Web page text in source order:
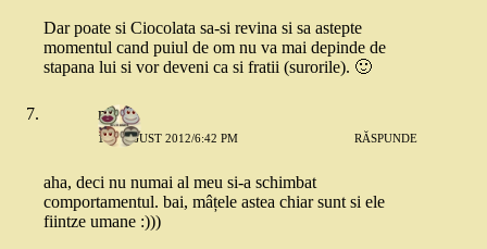
Dar poate si Ciocolata sa-si revina si sa astepte
momentul cand puiul de om nu va mai depinde de
stapana lui si vor deveni ca si fratii (surorile). 🙂
mara
17 AUGUST 2012/6:42 PM RĂSPUNDE
aha, deci nu numai al meu si-a schimbat
comportamentul. bai, mâțele astea chiar sunt si ele
fiintze umane :)))